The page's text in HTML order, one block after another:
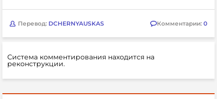
Перевод: DCHERNYAUSKAS Комментарии: 0
Система комментирования находится на
реконструкции.